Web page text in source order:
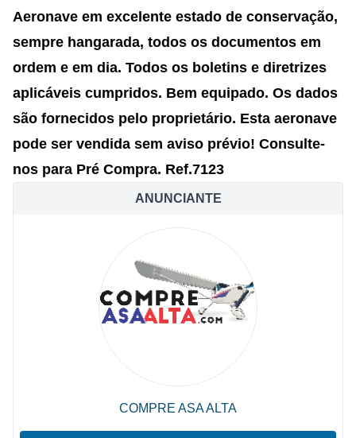
Aeronave em excelente estado de conservação,
sempre hangarada, todos os documentos em
ordem e em dia. Todos os boletins e diretrizes
aplicáveis cumpridos. Bem equipado. Os dados
são fornecidos pelo proprietário. Esta aeronave
pode ser vendida sem aviso prévio! Consulte-
nos para Pré Compra. Ref.7123
ANUNCIANTE
COMPRE ASA ALTA